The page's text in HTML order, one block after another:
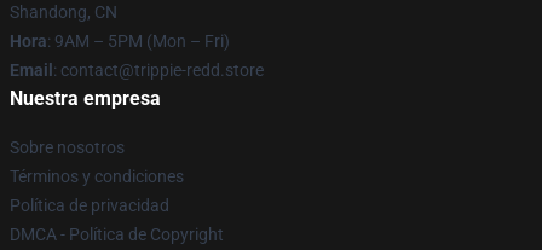
Shandong, CN
Hora: 9AM – 5PM (Mon – Fri)
Email : contact@trippie-redd.store
Nuestra empresa
Sobre nosotros
Términos y condiciones
Política de privacidad
DMCA - Política de Copyright